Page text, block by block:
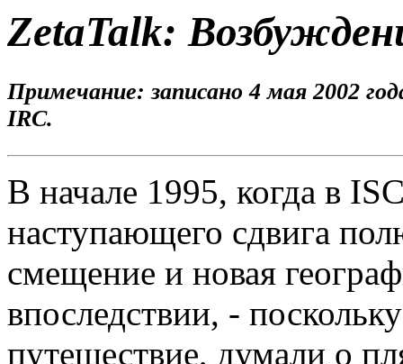
ZetaTalk:
Примечание: записано 4 мая 2002
IRC.
В начале 1995, когда в
наступающего сдвига
смещение и новая
впоследствии, -
путешествие, думали о